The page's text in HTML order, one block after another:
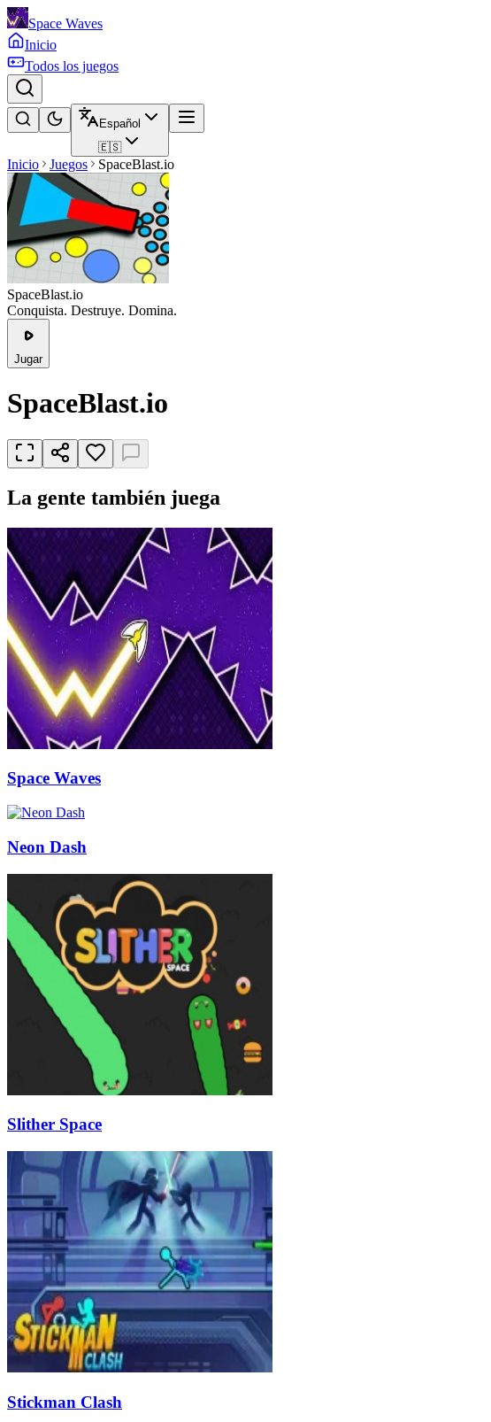
Space Waves
Inicio
Todos los juegos
Español
🇪🇸
Inicio Juegos SpaceBlast.io
SpaceBlast.io
Conquista. Destruye. Domina.
Jugar
SpaceBlast.io
La gente también juega
Space Waves
Neon Dash
Slither Space
Stickman Clash